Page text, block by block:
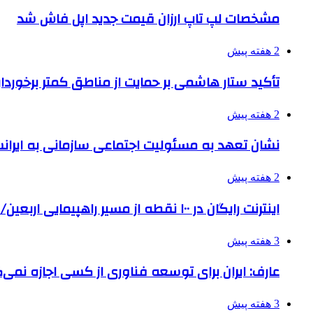
مشخصات لپ تاپ ارزان قیمت جدید اپل فاش شد
2 هفته پیش
تأکید ستار هاشمی بر حمایت از مناطق کمتر
2 هفته پیش
نشان تعهد به مسئولیت اجتماعی سازمانی به
2 هفته پیش
اینترنت رایگان در ۱۰۰ نقطه از مسیر راهپیمایی اربعین/ تامین ارز زائران
3 هفته پیش
عارف: ایران برای توسعه فناوری از کسی اجازه
3 هفته پیش